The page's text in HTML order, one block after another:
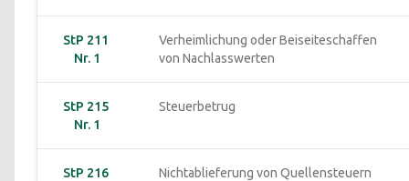
StP 211
Nr. 1
Verheimlichung oder Beiseiteschaffen
von Nachlasswerten
StP 215
Nr. 1
Steuerbetrug
StP 216
Nichtablieferung von Quellensteuern